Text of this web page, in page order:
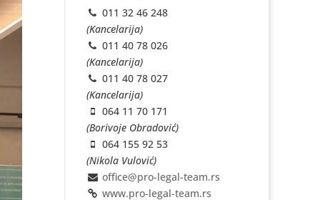
011 32 46 248
(Kancelarija)
011 40 78 026
(Kancelarija)
011 40 78 027
(Kancelarija)
064 11 70 171
(Borivoje Obradović)
064 155 92 53
(Nikola Vulović)
office@pro-legal-team.rs
www.pro-legal-team.rs